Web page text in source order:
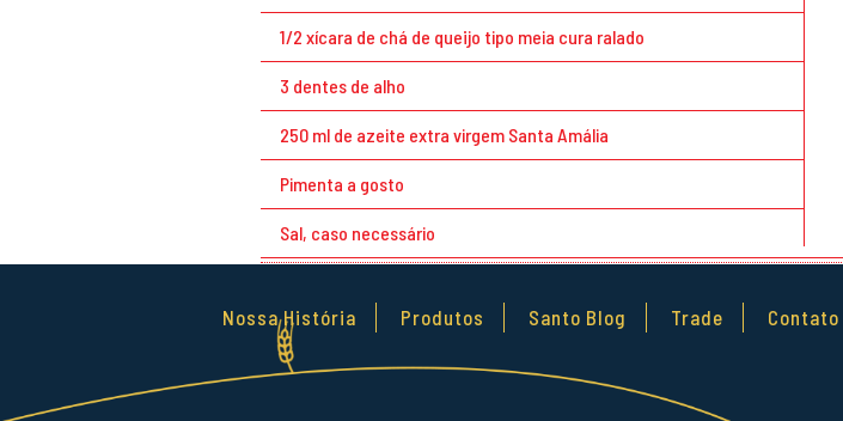
1/2 xícara de chá de queijo tipo meia cura ralado
3 dentes de alho
250 ml de azeite extra virgem Santa Amália
Pimenta a gosto
Sal, caso necessário
Nossa História Produtos Santo Blog Trade Contato